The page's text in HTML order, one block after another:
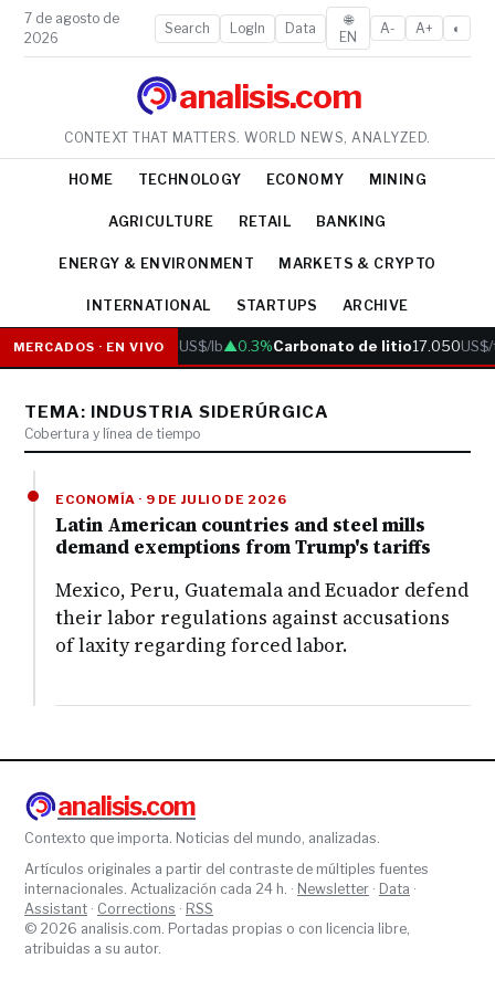
7 de agosto de
2026
Search LogIn Data
🌐
EN
A- A+ ◐
analisis.com
CONTEXT THAT MATTERS. WORLD NEWS, ANALYZED.
HOME TECHNOLOGY ECONOMY MINING
AGRICULTURE RETAIL BANKING
ENERGY & ENVIRONMENT MARKETS & CRYPTO
INTERNATIONAL STARTUPS ARCHIVE
MERCADOS · EN VIVO
Cobre6.05 US$/lb▲0.3%Carbonato de litio17.050
TEMA: INDUSTRIA SIDERÚRGICA
Cobertura y línea de tiempo
ECONOMÍA · 9 DE JULIO DE 2026
Latin American countries and steel mills
demand exemptions from Trump's tariffs
Mexico, Peru, Guatemala and Ecuador defend
their labor regulations against accusations
of laxity regarding forced labor.
analisis.com
Contexto que importa. Noticias del mundo, analizadas.
Artículos originales a partir del contraste de múltiples fuentes
internacionales. Actualización cada 24 h. · Newsletter · Data ·
Assistant · Corrections · RSS
© 2026 analisis.com. Portadas propias o con licencia libre,
atribuidas a su autor.